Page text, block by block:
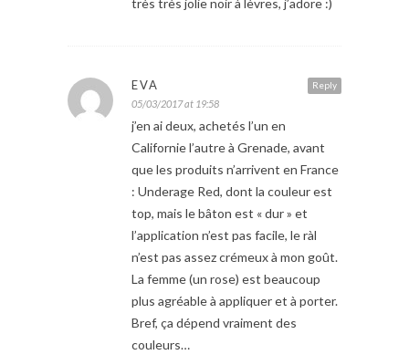
très très jolie noir à lèvres, j’adore :)
Reply
EVA
05/03/2017 at 19:58
j’en ai deux, achetés l’un en
Californie l’autre à Grenade, avant
que les produits n’arrivent en France
: Underage Red, dont la couleur est
top, mais le bâton est « dur » et
l’application n’est pas facile, le ràl
n’est pas assez crémeux à mon goût.
La femme (un rose) est beaucoup
plus agréable à appliquer et à porter.
Bref, ça dépend vraiment des
couleurs…